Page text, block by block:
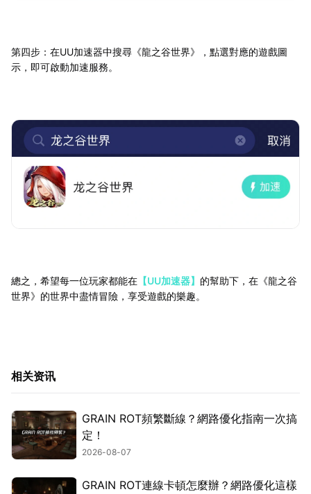
第四步：在UU加速器中搜尋《龍之谷世界》，點選對應的遊戲圖
示，即可啟動加速服務。
總之，希望每一位玩家都能在 【UU加速器】 的幫助下，在《龍之谷
世界》的世界中盡情冒險，享受遊戲的樂趣。
相关资讯
GRAIN ROT頻繁斷線？網路優化指南一次搞
定！
2026-08-07
GRAIN ROT連線卡頓怎麼辦？網路優化這樣